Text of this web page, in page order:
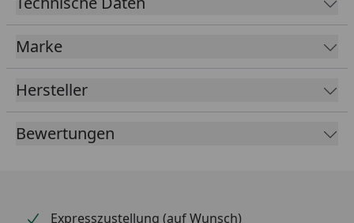
Marke
Hersteller
Bewertungen
Expresszustellung (auf Wunsch)